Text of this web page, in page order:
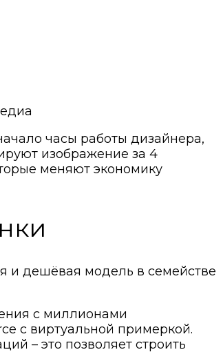
часы работы дизайнера,
изображение за 4
меняют экономику
и дешёвая модель в семействе
с миллионами
с виртуальной примеркой.
– это позволяет строить